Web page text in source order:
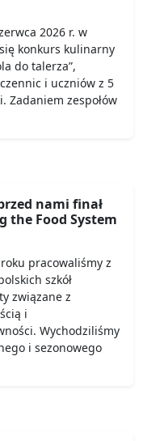
2026 r. w
konkurs kulinarny
do talerza”,
i uczniów z 5
Zadaniem zespołów
nami finał
the Food System
pracowaliśmy z
szkół
związane z
i
Wychodziliśmy
i sezonowego